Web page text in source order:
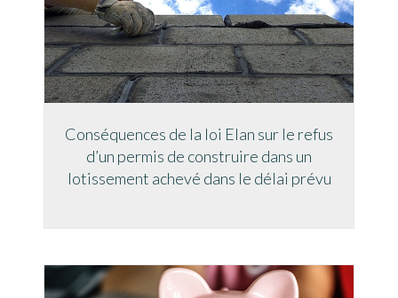
Conséquences de la loi Elan sur le refus
d’un permis de construire dans un
lotissement achevé dans le délai prévu